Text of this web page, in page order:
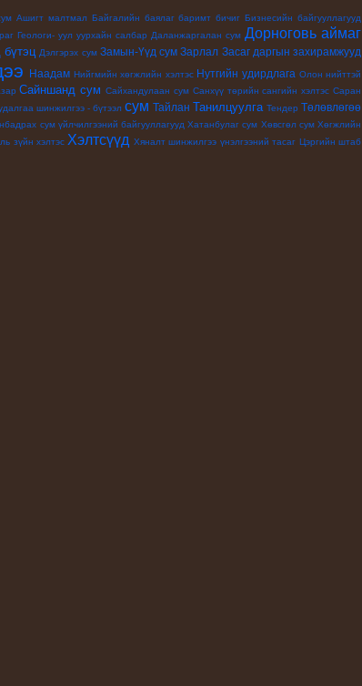
Ашигт малтмал Байгалийн баялаг баримт бичиг Бизнесийн байгууллагууд
Геологи- уул уурхайн салбар Даланжаргалан сум Дорноговь аймаг
бүтэц Дэлгэрэх сум Замын-Үүд сум Зарлал Засаг даргын захирамжууд
Наадам Нийгмийн хөгжлийн хэлтэс Нутгийн удирдлага Олон нийттэй
Сайншанд сум Сайхандулаан сум Санхүү төрийн сангийн хэлтэс Саран
шинжилгээ - бүтээл сум Тайлан Танилцуулга Тендер Төлөвлөгөө
сум үйлчилгээний байгууллагууд Хатанбулаг сум Хөвсгөл сум Хөгжлийн
зүйн хэлтэс Хэлтсүүд Хяналт шинжилгээ үнэлгээний тасаг Цэргийн штаб